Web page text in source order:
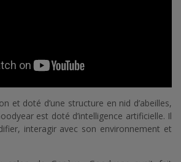
et doté d’une structure en nid d’abeilles,
est doté d’intelligence artificielle. Il
interagir avec son environnement et